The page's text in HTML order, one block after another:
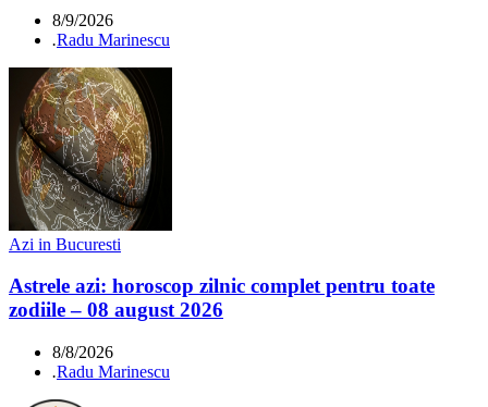
8/9/2026
.Radu Marinescu
Azi in Bucuresti
Astrele azi: horoscop zilnic complet pentru toate
zodiile – 08 august 2026
8/8/2026
.Radu Marinescu